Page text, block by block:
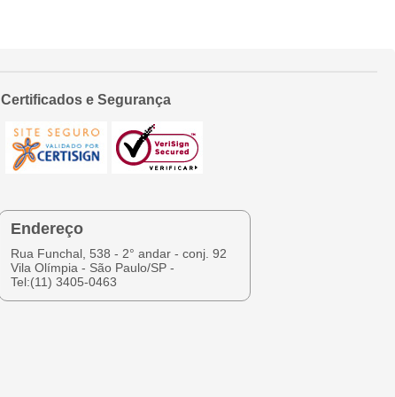
Certificados e Segurança
Endereço
Rua Funchal, 538 - 2° andar - conj. 92
Vila Olímpia - São Paulo/SP -
Tel:(11) 3405-0463